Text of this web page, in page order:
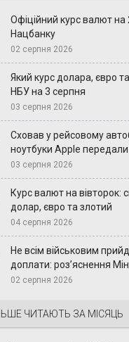
Офіційний курс валют на
Нацбанку
02 серпня 2026
Який курс долара, євро
НБУ на 3 серпня
03 серпня 2026
Сховав у рейсовому
ноутбуки Apple
03 серпня 2026
Курс валют на вівторок:
долар, євро та злотий
04 серпня 2026
Не всім військовим
доплати: роз’яснення
02 серпня 2026
ЧИТАЮТЬ ЗА МІСЯЦЬ